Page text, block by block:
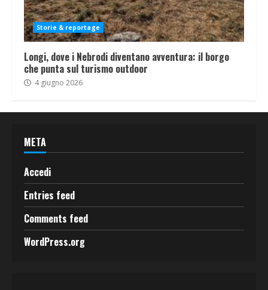
Storie & reportage
Longi, dove i Nebrodi diventano avventura: il borgo
che punta sul turismo outdoor
4 giugno 2026
META
Accedi
Entries feed
Comments feed
WordPress.org